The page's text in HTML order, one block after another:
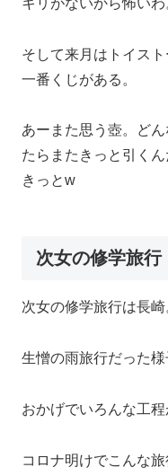
そして来月はトイス
一番くじがある。
あーまた思う壺。ど
たらまたきっと引く
きっとw
次女の修学旅行
次女の修学旅行は長崎
生憎の雨旅行だった様
おかげでいろんな工
コロナ明けでこんな